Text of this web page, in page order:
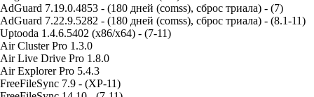
AdGuard 7.19.0.4853 - (180 дней (comss), сброс триала) - (7)
AdGuard 7.22.9.5282 - (180 дней (comss), сброс триала) - (8.1-11)
Uptooda 1.4.6.5402 (x86/x64) - (7-11)
Air Cluster Pro 1.3.0
Air Live Drive Pro 1.8.0
Air Explorer Pro 5.4.3
FreeFileSync 7.9 - (XP-11)